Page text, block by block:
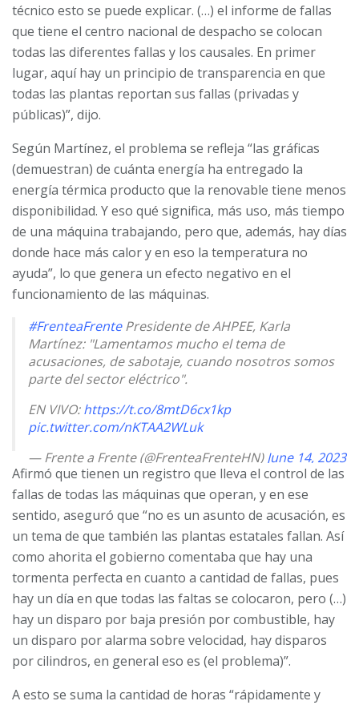
técnico esto se puede explicar. (…) el informe de fallas
que tiene el centro nacional de despacho se colocan
todas las diferentes fallas y los causales. En primer
lugar, aquí hay un principio de transparencia en que
todas las plantas reportan sus fallas (privadas y
públicas)”, dijo.
Según Martínez, el problema se refleja “las gráficas
(demuestran) de cuánta energía ha entregado la
energía térmica producto que la renovable tiene menos
disponibilidad. Y eso qué significa, más uso, más tiempo
de una máquina trabajando, pero que, además, hay días
donde hace más calor y en eso la temperatura no
ayuda”, lo que genera un efecto negativo en el
funcionamiento de las máquinas.
#FrenteaFrentePresidente de AHPEE, Karla
Martínez: "Lamentamos mucho el tema de
acusaciones, de sabotaje, cuando nosotros somos
parte del sector eléctrico".
EN VIVO:https://t.co/8mtD6cx1kp
pic.twitter.com/nKTAA2WLuk
— Frente a Frente (@FrenteaFrenteHN)June 14, 2023
Afirmó que tienen un registro que lleva el control de las
fallas de todas las máquinas que operan, y en ese
sentido, aseguró que “no es un asunto de acusación, es
un tema de que también las plantas estatales fallan. Así
como ahorita el gobierno comentaba que hay una
tormenta perfecta en cuanto a cantidad de fallas, pues
hay un día en que todas las faltas se colocaron, pero (…)
hay un disparo por baja presión por combustible, hay
un disparo por alarma sobre velocidad, hay disparos
por cilindros, en general eso es (el problema)”.
A esto se suma la cantidad de horas “rápidamente y